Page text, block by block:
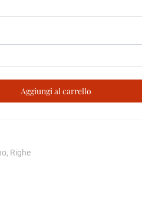
Aggiungi al carrello
Righe